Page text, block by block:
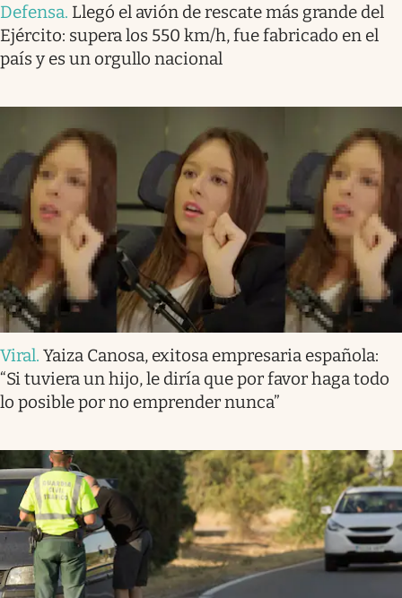
Defensa. Llegó el avión de rescate más grande del
Ejército: supera los 550 km/h, fue fabricado en el
país y es un orgullo nacional
Viral. Yaiza Canosa, exitosa empresaria española:
“Si tuviera un hijo, le diría que por favor haga todo
lo posible por no emprender nunca”